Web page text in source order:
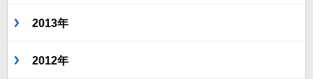
2013年
2012年